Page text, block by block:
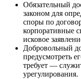
Обязательный
законом для
споры по
корпоративные
исковое
Добровольный
предусмотреть
требует —
урегулирования.